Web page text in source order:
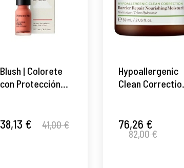
Blush | Colorete
con Protección
Perricone MD ®
38,13 € 41,00 €
Hypoallergenic
Clean
59ml -
Hypoallergenic
76,26 €
82,00 €